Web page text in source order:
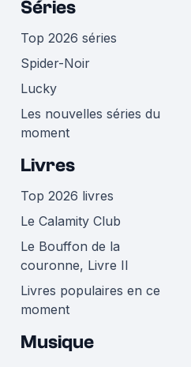
Séries
Top 2026 séries
Spider-Noir
Lucky
Les nouvelles séries du
moment
Livres
Top 2026 livres
Le Calamity Club
Le Bouffon de la
couronne, Livre II
Livres populaires en ce
moment
Musique